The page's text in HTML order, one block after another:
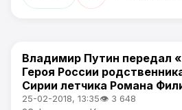
В России
Владимир Путин передал
Героя России
Сирии летчика Романа
25-02-2018, 13:35👁 3 648